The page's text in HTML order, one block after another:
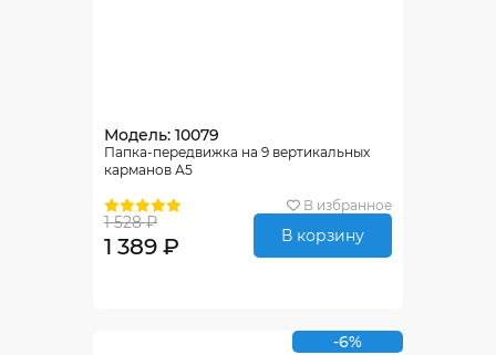
Модель: 10079
Папка-передвижка на 9 вертикальных
карманов А5
В избранное
1 528 ₽
1 389 ₽ В корзину
-6%